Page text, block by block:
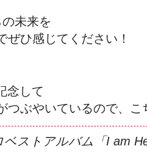
未来を
ぜひ感じてください！
念して
つぶやいているので、
ベストアルバム「I am